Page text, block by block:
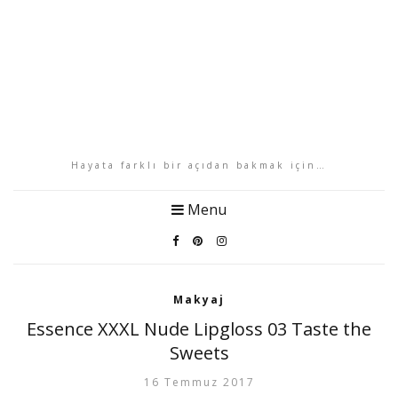
Hayata farklı bir açıdan bakmak için…
Menu
Makyaj
Essence XXXL Nude Lipgloss 03 Taste the
Sweets
16 Temmuz 2017